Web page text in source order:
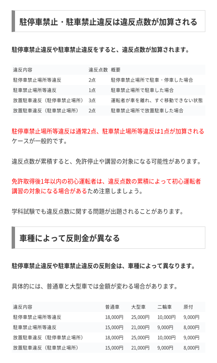
駐停車禁止・駐車禁止違反は違反点数が加算される
駐停車禁止違反や駐車禁止違反をすると、違反点数が加算されます。
違反内容 違反点数 概要
駐停車禁止場所等違反
2点
駐停車禁止場所で駐車・停車した場合
駐車禁止場所等違反
1点
駐車禁止場所で駐車した場合
放置駐車違反（駐停車禁止場所）
3点
運転者が車を離れ、すぐ移動できない状態
放置駐車違反（駐車禁止場所）
2点 駐車禁止場所で放置駐車した場合
駐停車禁止場所等違反は通常2点、駐車禁止場所等違反は1点が加算される
ケースが一般的です。
違反点数が累積すると、免許停止や講習の対象になる可能性があります。
免許取得後1年以内の初心運転者は、違反点数の累積によって初心運転者
講習の対象になる場合があるため注意しましょう。
学科試験でも違反点数に関する問題が出題されることがあります。
車種によって反則金が異なる
駐停車禁止違反や駐車禁止違反の反則金は、車種によって異なります。
具体的には、普通車と大型車では金額が変わる場合があります。
違反内容 普通車 大型車 二輪車
原付
駐停車禁止場所等違反
18,000円 25,000円 10,000円
9,000円
駐車禁止場所等違反
15,000円 21,000円 9,000円
8,000円
放置駐車違反（駐停車禁止場所）
18,000円 25,000円 10,000円
9,000円
放置駐車違反（駐車禁止場所）
15,000円 21,000円 9,000円 8,000円